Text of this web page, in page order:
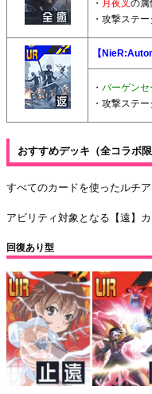
・ 月夜叉の属
・攻撃ステ
【
・ バーゲンセ
・攻撃ステ
おすすめデッキ（全コラボ限
すべてのカードを使ったルチ
アビリティ対象となる【遠】
回復あり型